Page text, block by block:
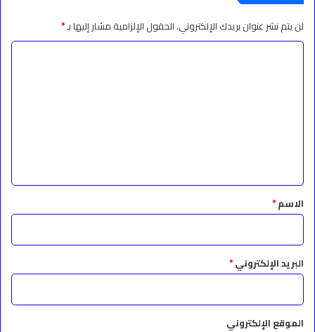
لن يتم نشر عنوان بريدك الإلكتروني.الحقول الإلزامية مشار إليها بـ*
*الاسم*
البريد الإلكتروني*
الموقع الإلكتروني